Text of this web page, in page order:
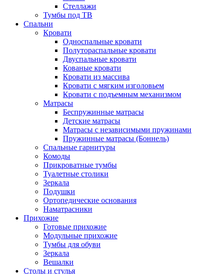
Стеллажи
Тумбы под ТВ
Спальни
Кровати
Односпальные кровати
Полутораспальные кровати
Двуспальные кровати
Кованые кровати
Кровати из массива
Кровати с мягким изголовьем
Кровати с подъемным механизмом
Матрасы
Беспружинные матрасы
Детские матрасы
Матрасы с независимыми пружинами
Пружинные матрасы (Боннель)
Спальные гарнитуры
Комоды
Прикроватные тумбы
Туалетные столики
Зеркала
Подушки
Ортопедические основания
Наматрасники
Прихожие
Готовые прихожие
Модульные прихожие
Тумбы для обуви
Зеркала
Вешалки
Столы и стулья